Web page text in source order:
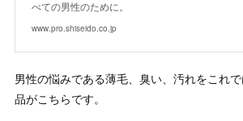
べての男性のために。
www.pro.shiseido.co.jp
男性の悩みである薄毛、臭い、汚れをこれ
品がこちらです。